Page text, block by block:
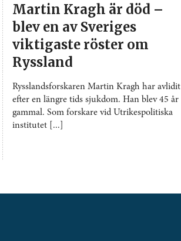
Martin Kragh är död –
blev en av Sveriges
viktigaste röster om
Ryssland
Rysslandsforskaren Martin Kragh har avlidit
efter en längre tids sjukdom. Han blev 45 år
gammal. Som forskare vid Utrikespolitiska
institutet [...]